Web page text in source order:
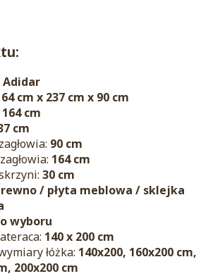
Adidar
cm x 237 cm x 90 cm
164 cm
cm
90 cm
164 cm
30 cm
/ płyta meblowa / sklejka
wyboru
140 x 200 cm
łóżka: 140x200, 160x200 cm,
200x200 cm